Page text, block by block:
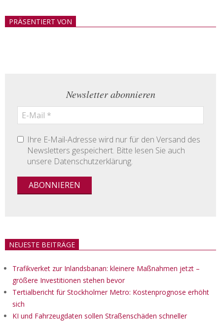
21PRÄSENTIERT VON
Newsletter abonnieren
Ihre E-Mail-Adresse wird nur für den Versand des
Newsletters gespeichert. Bitte lesen Sie auch
unsere Datenschutzerklärung.
NEUESTE BEITRÄGE
Trafikverket zur Inlandsbanan: kleinere Maßnahmen jetzt –
größere Investitionen stehen bevor
Tertialbericht für Stockholmer Metro: Kostenprognose erhöht
sich
KI und Fahrzeugdaten sollen Straßenschäden schneller